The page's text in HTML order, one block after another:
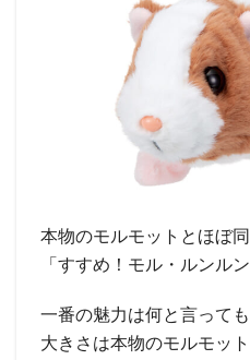
本物のモルモットとほぼ
「すすめ！モル・ルンル
一番の魅力は何と言って
大きさは本物のモルモッ